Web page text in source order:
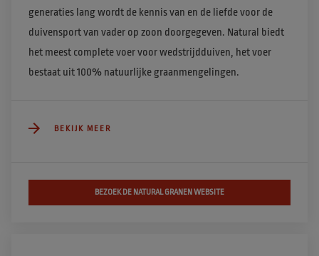
generaties lang wordt de kennis van en de liefde voor de
duivensport van vader op zoon doorgegeven. Natural biedt
het meest complete voer voor wedstrijdduiven, het voer
bestaat uit 100% natuurlijke graanmengelingen.
BEKIJK MEER
BEZOEK DE NATURAL GRANEN WEBSITE